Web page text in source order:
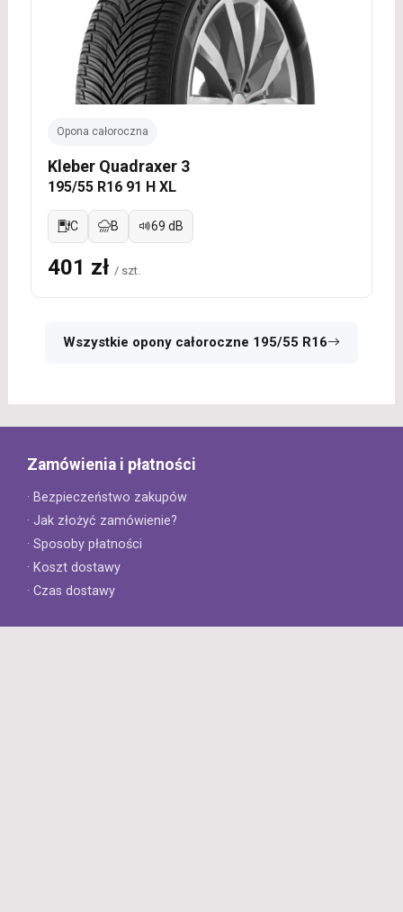
Opona całoroczna
Kleber Quadraxer 3
195/55 R16 91 H XL
C B 69 dB
401 zł / szt.
Wszystkie opony całoroczne 195/55 R16
Zamówienia i płatności
· Bezpieczeństwo zakupów
· Jak złożyć zamówienie?
· Sposoby płatności
· Koszt dostawy
· Czas dostawy